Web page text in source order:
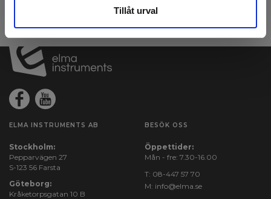
Tillåt urval
GDPR Persondataskydd. Du kan avanmäla dig nyhetsbrevet när
ELMA INSTRUMENTS AB
Stockholm:
Pepparvägen 27
S-123 56 Farsta
Göteborg:
Kråketorpsgatan 10 B
BESÖK OSS
Öppettider:
Mån - fre: 7.30-16.00
T: 08-447 57 70
M: info@elma.se